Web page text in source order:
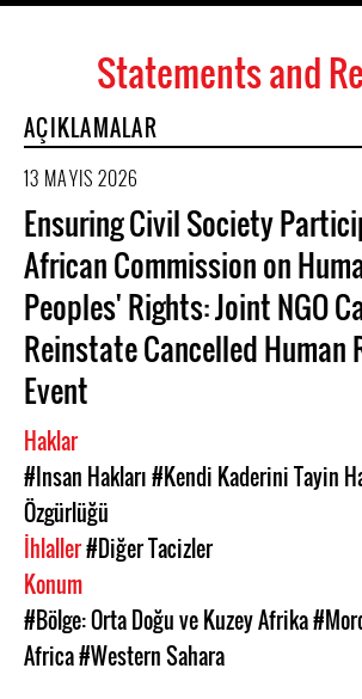
top
Statements and
AÇIKLAMALAR
13 MAYIS 2026
Ensuring Civil Society
African Commission on
Peoples' Rights: Joint NGO
Reinstate Cancelled Human
Event
Haklar
#Insan Hakları#Kendi Kaderini Tayin
Özgürlüğü
İhlaller#Diğer Tacizler
Konum
#Bölge: Orta Doğu ve Kuzey Afrika
Africa#Western Sahara